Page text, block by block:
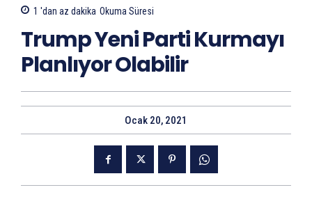
1 'dan az dakika Okuma Süresi
Trump Yeni Parti Kurmayı
Planlıyor Olabilir
Ocak 20, 2021